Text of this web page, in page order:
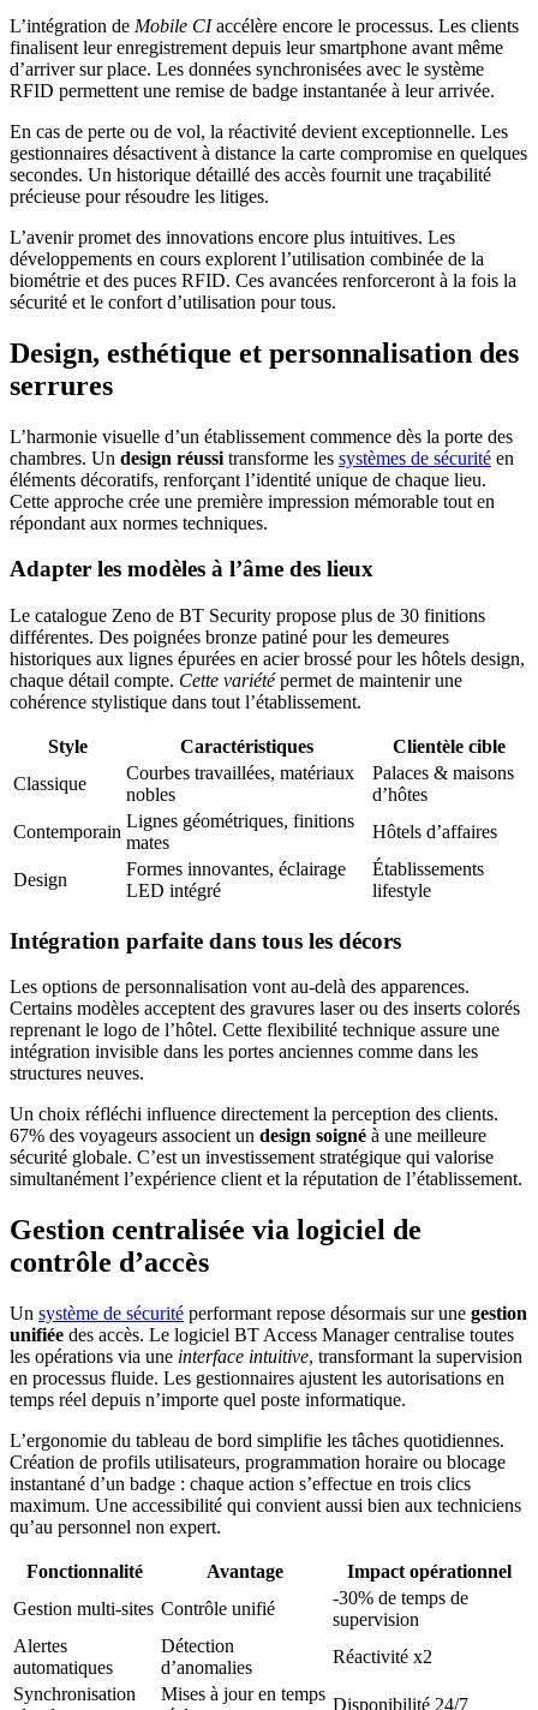
L’intégration de Mobile CIaccélère encore le processus. Les clients
finalisent leur enregistrement depuis leur smartphone avant même
d’arriver sur place. Les données synchronisées avec le système
RFID permettent une remise de badge instantanée à leur arrivée.
En cas de perte ou de vol, la réactivité devient exceptionnelle. Les
gestionnaires désactivent à distance la carte compromise en quelques
secondes. Un historique détaillé des accès fournit une traçabilité
précieuse pour résoudre les litiges.
L’avenir promet des innovations encore plus intuitives. Les
développements en cours explorent l’utilisation combinée de la
biométrie et des puces RFID. Ces avancées renforceront à la fois la
sécurité et le confort d’utilisation pour tous.
Design, esthétique et personnalisation des
serrures
L’harmonie visuelle d’un établissement commence dès la porte des
chambres. Un design réussi transforme les systèmes de sécurité en
éléments décoratifs, renforçant l’identité unique de chaque lieu.
Cette approche crée une première impression mémorable tout en
répondant aux normes techniques.
Adapter les modèles à l’âme des lieux
Le catalogue Zeno de BT Security propose plus de 30 finitions
différentes. Des poignées bronze patiné pour les demeures
historiques aux lignes épurées en acier brossé pour les hôtels design,
chaque détail compte. Cette variétépermet de maintenir une
cohérence stylistique dans tout l’établissement.
Style Caractéristiques
Clientèle cible
Classique
Courbes travaillées, matériaux
nobles
Palaces & maisons
d’hôtes
Contemporain
Lignes géométriques, finitions
mates
Hôtels d’affaires
Design
Formes innovantes, éclairage
LED intégré
Établissements
lifestyle
Intégration parfaite dans tous les décors
Les options de personnalisation vont au-delà des apparences.
Certains modèles acceptent des gravures laser ou des inserts colorés
reprenant le logo de l’hôtel. Cette flexibilité technique assure une
intégration invisible dans les portes anciennes comme dans les
structures neuves.
Un choix réfléchi influence directement la perception des clients.
67% des voyageurs associent un design soigné à une meilleure
sécurité globale. C’est un investissement stratégique qui valorise
simultanément l’expérience client et la réputation de l’établissement.
Gestion centralisée via logiciel de
contrôle d’accès
Un système de sécurité performant repose désormais sur une gestion
unifiée des accès. Le logiciel BT Access Manager centralise toutes
les opérations via une interface intuitive, transformant la supervision
en processus fluide. Les gestionnaires ajustent les autorisations en
temps réel depuis n’importe quel poste informatique.
L’ergonomie du tableau de bord simplifie les tâches quotidiennes.
Création de profils utilisateurs, programmation horaire ou blocage
instantané d’un badge : chaque action s’effectue en trois clics
maximum. Une accessibilité qui convient aussi bien aux techniciens
qu’au personnel non expert.
Fonctionnalité Avantage
Impact opérationnel
Gestion multi-sites Contrôle unifié
-30% de temps de
supervision
Alertes
automatiques
Détection
d’anomalies
Réactivité x2
Synchronisation
Mises à jour en temps
Disponibilité 24/7